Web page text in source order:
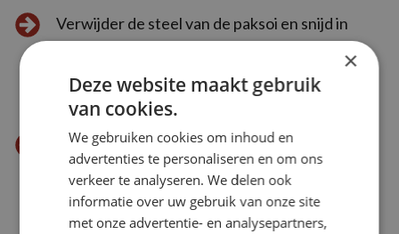
Verwijder de steel van de paksoi en snijd in
of hapjespan op middelhoog vuur en bak het
witte deel van de paksoi 4 – 5 minuten.
Voeg de biefstukpuntjes mét alle dressing toe
aan de paksoi en roerbak 3– 4 minuten (let op:
de puntjes zijn klein en zijn heel snel gaar).
Voeg de groene bladeren van de paksoi in de
×
Deze website maakt gebruik
van cookies.
We gebruiken cookies om inhoud en
advertenties te personaliseren en om ons
verkeer te analyseren. We delen ook
informatie over uw gebruik van onze site
met onze advertentie- en analysepartners,